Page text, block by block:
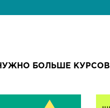
БОЛЬШЕ КУРСОВ